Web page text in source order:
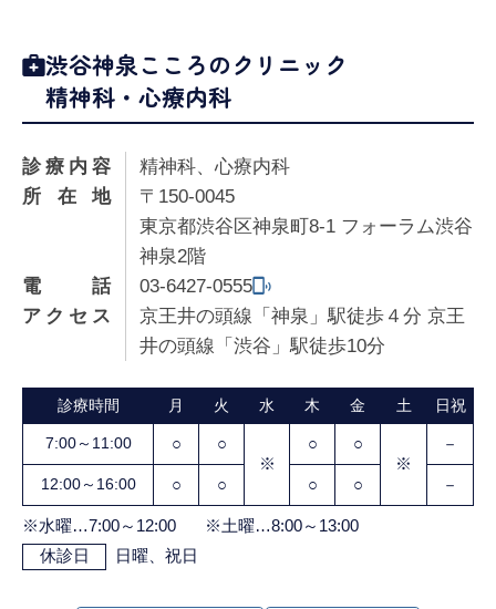
渋谷神泉こころのクリニック
精神科・心療内科
診療内容
精神科、心療内科
所在地
〒150-0045
東京都渋谷区神泉町8-1 フォーラム渋谷
神泉2階
電話
03-6427-0555
アクセス
京王井の頭線「神泉」駅徒歩４分 京王
井の頭線「渋谷」駅徒歩10分